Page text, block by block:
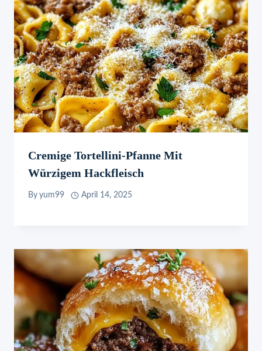
Cremige Tortellini-Pfanne Mit
Würzigem Hackfleisch
By yum99 April 14, 2025